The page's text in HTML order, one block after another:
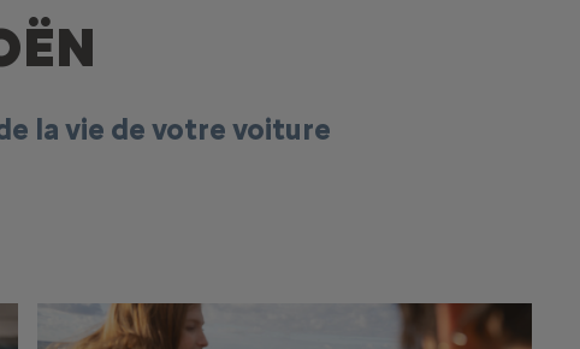
la vie de votre voiture